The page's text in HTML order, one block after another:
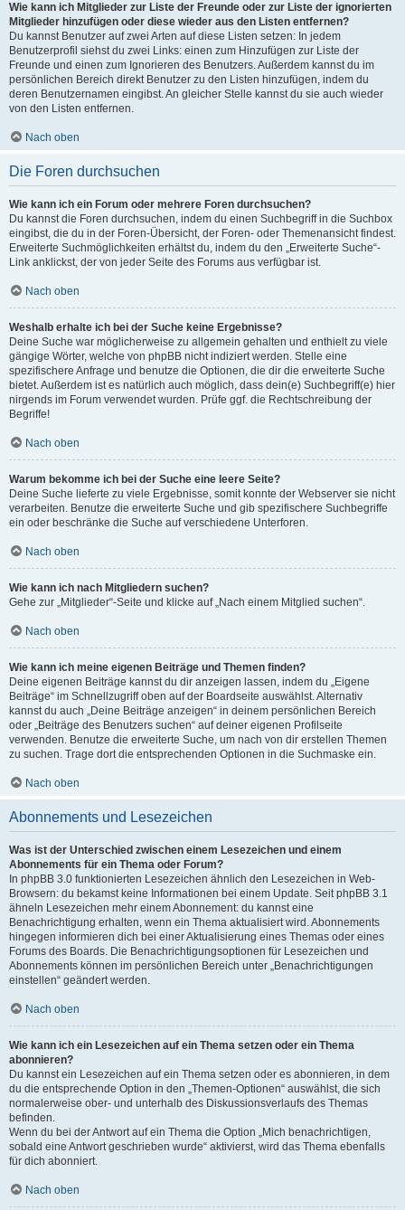
Wie kann ich Mitglieder zur Liste der Freunde oder zur Liste der ignorierten
Mitglieder hinzufügen oder diese wieder aus den Listen entfernen?
Du kannst Benutzer auf zwei Arten auf diese Listen setzen: In jedem
Benutzerprofil siehst du zwei Links: einen zum Hinzufügen zur Liste der
Freunde und einen zum Ignorieren des Benutzers. Außerdem kannst du im
persönlichen Bereich direkt Benutzer zu den Listen hinzufügen, indem du
deren Benutzernamen eingibst. An gleicher Stelle kannst du sie auch wieder
von den Listen entfernen.
Nach oben
Die Foren durchsuchen
Wie kann ich ein Forum oder mehrere Foren durchsuchen?
Du kannst die Foren durchsuchen, indem du einen Suchbegriff in die Suchbox
eingibst, die du in der Foren-Übersicht, der Foren- oder Themenansicht findest.
Erweiterte Suchmöglichkeiten erhältst du, indem du den „Erweiterte Suche“-
Link anklickst, der von jeder Seite des Forums aus verfügbar ist.
Nach oben
Weshalb erhalte ich bei der Suche keine Ergebnisse?
Deine Suche war möglicherweise zu allgemein gehalten und enthielt zu viele
gängige Wörter, welche von phpBB nicht indiziert werden. Stelle eine
spezifischere Anfrage und benutze die Optionen, die dir die erweiterte Suche
bietet. Außerdem ist es natürlich auch möglich, dass dein(e) Suchbegriff(e) hier
nirgends im Forum verwendet wurden. Prüfe ggf. die Rechtschreibung der
Begriffe!
Nach oben
Warum bekomme ich bei der Suche eine leere Seite?
Deine Suche lieferte zu viele Ergebnisse, somit konnte der Webserver sie nicht
verarbeiten. Benutze die erweiterte Suche und gib spezifischere Suchbegriffe
ein oder beschränke die Suche auf verschiedene Unterforen.
Nach oben
Wie kann ich nach Mitgliedern suchen?
Gehe zur „Mitglieder“-Seite und klicke auf „Nach einem Mitglied suchen“.
Nach oben
Wie kann ich meine eigenen Beiträge und Themen finden?
Deine eigenen Beiträge kannst du dir anzeigen lassen, indem du „Eigene
Beiträge“ im Schnellzugriff oben auf der Boardseite auswählst. Alternativ
kannst du auch „Deine Beiträge anzeigen“ in deinem persönlichen Bereich
oder „Beiträge des Benutzers suchen“ auf deiner eigenen Profilseite
verwenden. Benutze die erweiterte Suche, um nach von dir erstellen Themen
zu suchen. Trage dort die entsprechenden Optionen in die Suchmaske ein.
Nach oben
Abonnements und Lesezeichen
Was ist der Unterschied zwischen einem Lesezeichen und einem
Abonnements für ein Thema oder Forum?
In phpBB 3.0 funktionierten Lesezeichen ähnlich den Lesezeichen in Web-
Browsern: du bekamst keine Informationen bei einem Update. Seit phpBB 3.1
ähneln Lesezeichen mehr einem Abonnement: du kannst eine
Benachrichtigung erhalten, wenn ein Thema aktualisiert wird. Abonnements
hingegen informieren dich bei einer Aktualisierung eines Themas oder eines
Forums des Boards. Die Benachrichtigungsoptionen für Lesezeichen und
Abonnements können im persönlichen Bereich unter „Benachrichtigungen
einstellen“ geändert werden.
Nach oben
Wie kann ich ein Lesezeichen auf ein Thema setzen oder ein Thema
abonnieren?
Du kannst ein Lesezeichen auf ein Thema setzen oder es abonnieren, in dem
du die entsprechende Option in den „Themen-Optionen“ auswählst, die sich
normalerweise ober- und unterhalb des Diskussionsverlaufs des Themas
befinden.
Wenn du bei der Antwort auf ein Thema die Option „Mich benachrichtigen,
sobald eine Antwort geschrieben wurde“ aktivierst, wird das Thema ebenfalls
für dich abonniert.
Nach oben